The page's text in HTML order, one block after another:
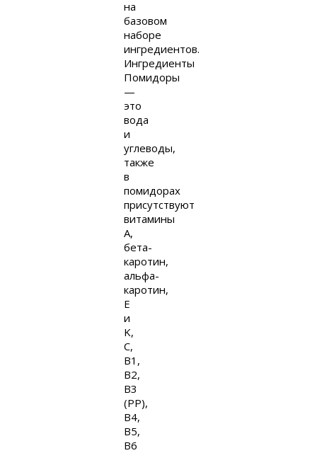
на
базовом
наборе
ингредиентов.
Ингредиенты
Помидоры
—
это
вода
и
углеводы,
также
в
помидорах
присутствуют
витамины
A,
бета-
каротин,
альфа-
каротин,
E
и
K,
C,
B1,
B2,
B3
(PP),
B4,
B5,
B6